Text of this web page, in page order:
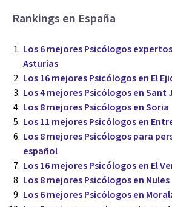
Rankings en España
Los 6 mejores Psicólogos
Asturias
Los 16 mejores Psicólogos en El
Los 4 mejores Psicólogos en Sant
Los 8 mejores Psicólogos en Soria
Los 11 mejores Psicólogos en
Los 8 mejores Psicólogos para
español
Los 16 mejores Psicólogos en El
Los 8 mejores Psicólogos en Nules
Los 6 mejores Psicólogos en